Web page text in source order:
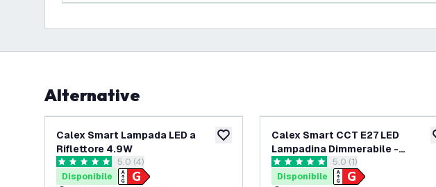
Alternative
aggiungi alla lista desideri
Calex Smart Lampada LED a
Riflettore 4.9W
apri il cassetto delle recensioni
5 stelle di valutazione
5.0 (4)
Disponibile
Calex Smart CCT E27 LED
Lampadina Dimmerabile -
Bluetooth Mesh - 7W
apri il cassetto delle
5 stelle di valutazione
5.0 (1)
Disponibile